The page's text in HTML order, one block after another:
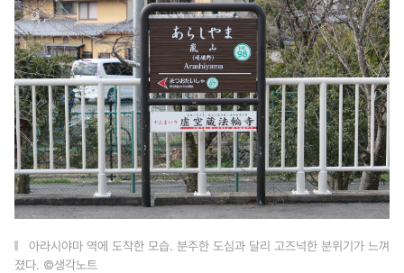
아라시야마 역에 도착한 모습. 분주한 도심과 달리 고즈넉한 분위기가 느껴
졌다. ©생각노트